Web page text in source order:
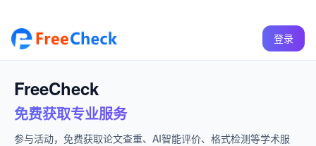
登录
FreeCheck
免费获取专业服务
参与活动，免费获取论文查重、AI智能评价、格式检测等学术服